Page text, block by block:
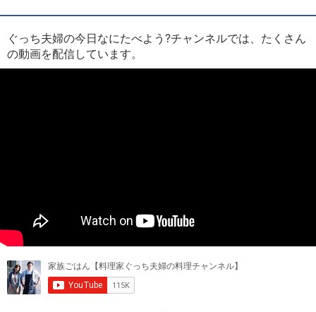
ぐっち夫婦の今日なにたべよう?チャンネルでは、たくさん
の動画を配信しています。